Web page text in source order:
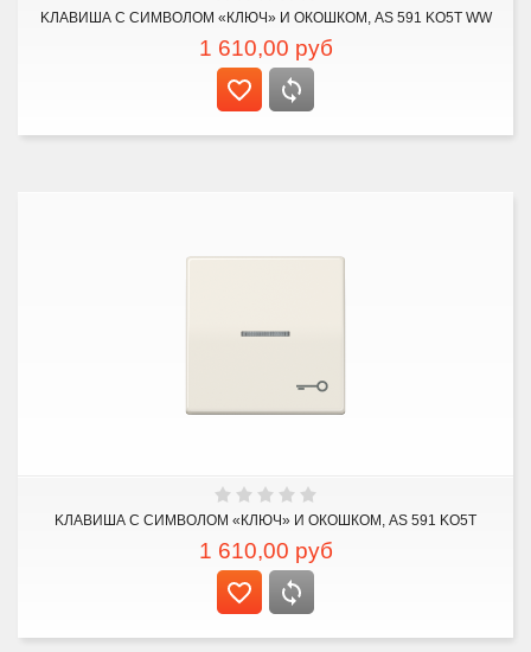
KЛАВИША С СИМВОЛОМ «КЛЮЧ» И ОКОШКОМ, AS 591 KO5T WW
1 610,00 руб
KЛАВИША С СИМВОЛОМ «КЛЮЧ» И ОКОШКОМ, AS 591 KO5T
1 610,00 руб